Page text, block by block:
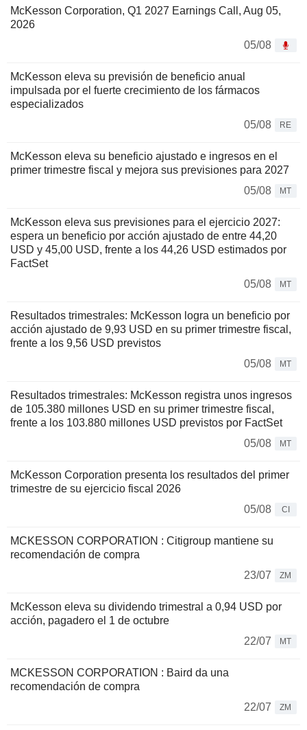
McKesson Corporation, Q1 2027 Earnings Call, Aug 05,
2026
05/08
McKesson eleva su previsión de beneficio anual
impulsada por el fuerte crecimiento de los fármacos
especializados
05/08
RE
McKesson eleva su beneficio ajustado e ingresos en el
primer trimestre fiscal y mejora sus previsiones para 2027
05/08
MT
McKesson eleva sus previsiones para el ejercicio 2027:
espera un beneficio por acción ajustado de entre 44,20
USD y 45,00 USD, frente a los 44,26 USD estimados por
FactSet
05/08
MT
Resultados trimestrales: McKesson logra un beneficio por
acción ajustado de 9,93 USD en su primer trimestre fiscal,
frente a los 9,56 USD previstos
05/08
MT
Resultados trimestrales: McKesson registra unos ingresos
de 105.380 millones USD en su primer trimestre fiscal,
frente a los 103.880 millones USD previstos por FactSet
05/08
MT
McKesson Corporation presenta los resultados del primer
trimestre de su ejercicio fiscal 2026
05/08
CI
MCKESSON CORPORATION : Citigroup mantiene su
recomendación de compra
23/07
ZM
McKesson eleva su dividendo trimestral a 0,94 USD por
acción, pagadero el 1 de octubre
22/07
MT
MCKESSON CORPORATION : Baird da una
recomendación de compra
22/07
ZM